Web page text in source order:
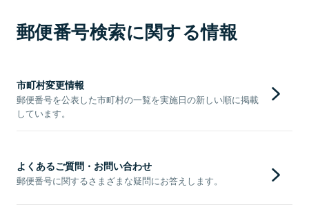
郵便番号検索に関する情報
市町村変更情報
郵便番号を公表した市町村の一覧を実施日の新しい順に掲載
しています。
よくあるご質問・お問い合わせ
郵便番号に関するさまざまな疑問にお答えします。